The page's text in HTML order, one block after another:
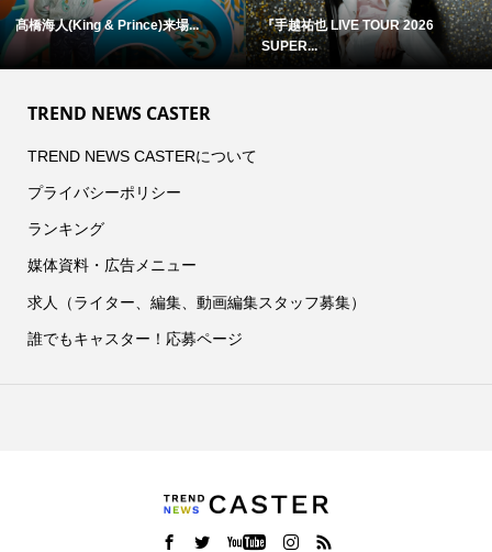
髙橋海人(King & Prince)来場...
『手越祐也 LIVE TOUR 2026
SUPER...
TREND NEWS CASTER
TREND NEWS CASTERについて
プライバシーポリシー
ランキング
媒体資料・広告メニュー
求人（ライター、編集、動画編集スタッフ募集）
誰でもキャスター！応募ページ